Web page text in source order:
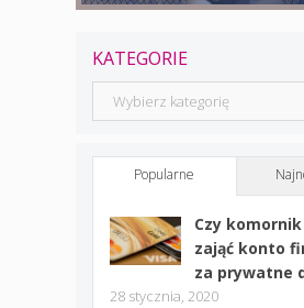
KATEGORIE
Kategorie
Popularne
Czy
zająć konto
za prywatne
28 stycznia, 2020